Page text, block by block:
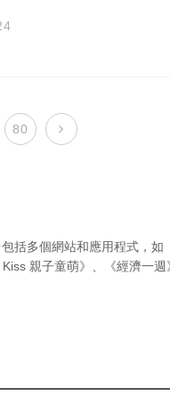
80
括多個網站和應用程式，如
Kiss 親子童萌》 、 《經濟一週